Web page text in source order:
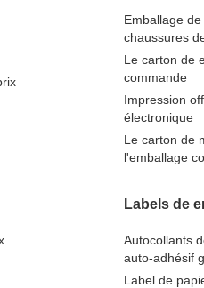
Emballage
chaussures
Le carton de
commande
Impression
électronique
Le carton de
l'emballage
Labels de
Autocollants
auto-adhésif
Label de